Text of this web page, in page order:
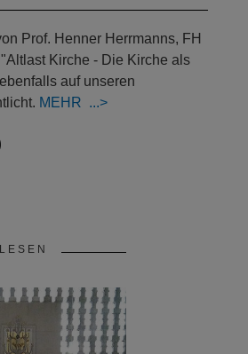
Prof. Henner Herrmanns, FH
Kirche - Die Kirche als
auf unseren
MEHR